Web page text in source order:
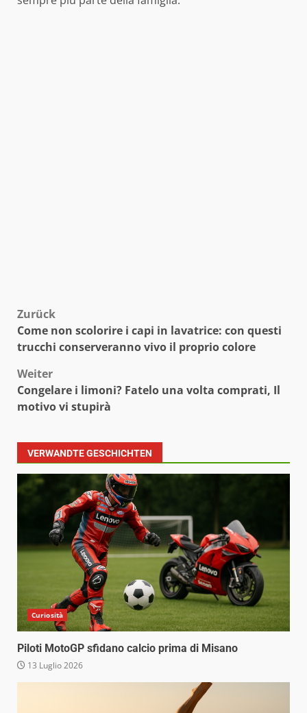
Beitragsnavigation
Zurück
Come non scolorire i capi in lavatrice: con questi
trucchi conserveranno vivo il proprio colore
Weiter
Congelare i limoni? Fatelo una volta comprati, Il
motivo vi stupirà
VERWANDTE GESCHICHTEN
Curiosità
Piloti MotoGP sfidano calcio prima di Misano
13 Luglio 2026